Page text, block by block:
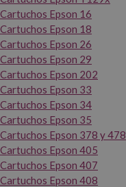
Cartuchos Epson 16
Cartuchos Epson 18
Cartuchos Epson 26
Cartuchos Epson 29
Cartuchos Epson 202
Cartuchos Epson 33
Cartuchos Epson 34
Cartuchos Epson 35
Cartuchos Epson 378 y 478
Cartuchos Epson 405
Cartuchos Epson 407
Cartuchos Epson 408